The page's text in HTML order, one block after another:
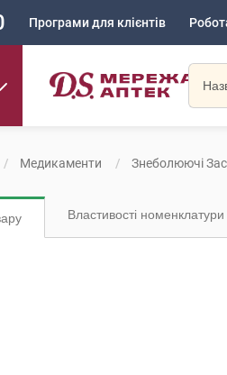
Програми для клієнтів
Медикаменти Знеболюючі
Властивості номенклатури